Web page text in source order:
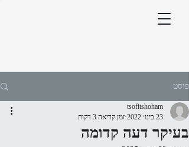
פוסט
בעיקר דעה קדומה
tsofitshoham
23 בינו׳ 2022
זמן קריאה 3 דקות